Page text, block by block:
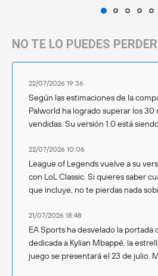
NO TE LO PUEDES
22/07/2026 19:36
Según las estimaciones de la
Palworld ha logrado superar los 30
vendidas. Su versión 1.0 está
22/07/2026 10:06
League of Legends vuelve a su
con LoL Classic. Si quieres saber
que incluye, no te pierdas nada
21/07/2026 18:48
EA Sports ha desvelado la portada
dedicada a Kylian Mbappé, la
juego se presentará el 23 de julio.